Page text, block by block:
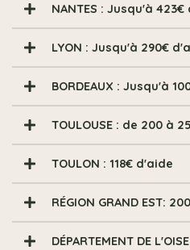
NANTES : Jusqu'à
LYON : Jusqu'à 290€
BORDEAUX : Jusqu'à
TOULOUSE : de 200 à
TOULON : 118€ d'aide
RÉGION GRAND EST:
DÉPARTEMENT DE